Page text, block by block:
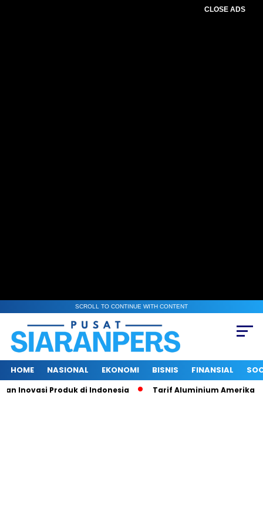
CLOSE ADS
SCROLL TO CONTINUE WITH CONTENT
HOME NASIONAL EKONOMI BISNIS FINANSIAL
Produk di Indonesia Tarif Aluminium Amerika Naik